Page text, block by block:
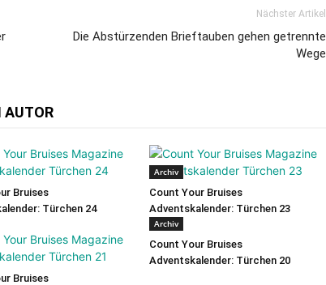
Nächster Artikel
Die Abstürzenden Brieftauben gehen getrennte
Wege
AUTOR
Bruises
Türchen 24
Archiv
Count Your Bruises
Adventskalender: Türchen 23
Bruises
Archiv
Count Your Bruises
Adventskalender: Türchen 20